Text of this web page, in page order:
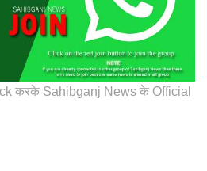
करके Sahibganj News के Official